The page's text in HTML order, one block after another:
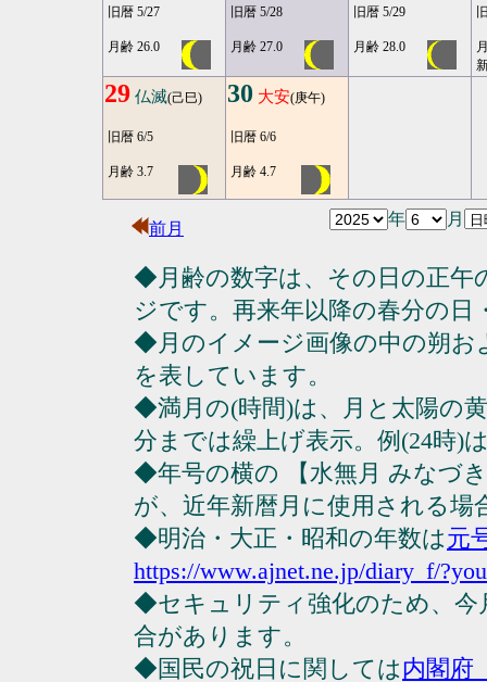
旧暦 5/27
月齢 26.0
旧暦 5/28
月齢 27.0
旧暦 5/29
月齢 28.0
29 仏滅(己巳)
旧暦 6/5
月齢 3.7
30 大安(庚午)
旧暦 6/6
月齢 4.7
前月
年 月
◆月齢の数字は、その日の正午
ジです。再来年以降の春分の日
◆月のイメージ画像の中の朔
を表しています。
◆満月の(時間)は、月と太陽の
分までは繰上げ表示。例(24時)
◆年号の横の 【水無月 みなづ
が、近年新暦月に使用される場
◆明治・大正・昭和の年数は元
https://www.ajnet.ne.jp/diary_f/
◆セキュリティ強化のため、今
合があります。
◆国民の祝日に関しては内閣府